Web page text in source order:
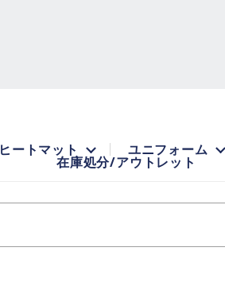
ヒートマット ユニフォーム
在庫処分/アウトレット